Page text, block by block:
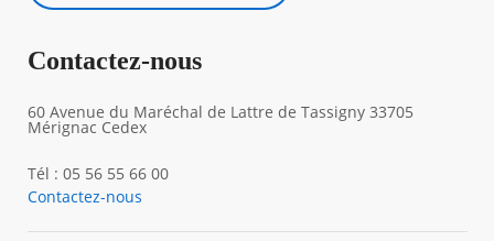
Contactez-nous
60 Avenue du Maréchal de Lattre de Tassigny 33705
Mérignac Cedex
Tél : 05 56 55 66 00
Contactez-nous